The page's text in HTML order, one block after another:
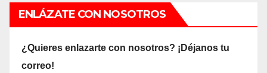
ENLÁZATE CON NOSOTROS
¿Quieres enlazarte con nosotros? ¡Déjanos tu
correo!